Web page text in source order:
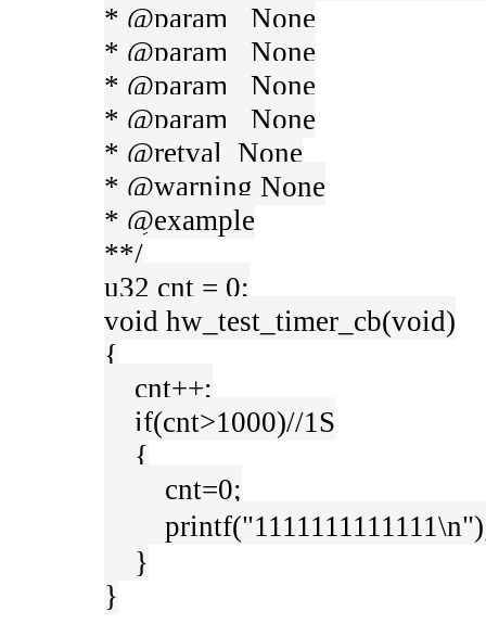
* @param None
* @param None
* @param None
* @param None
* @retval None
* @warning None
* @example
**/
u32 cnt = 0;
void hw_test_timer_cb(void)
{
cnt++;
if(cnt>1000)//1S
{
cnt=0;
}
}